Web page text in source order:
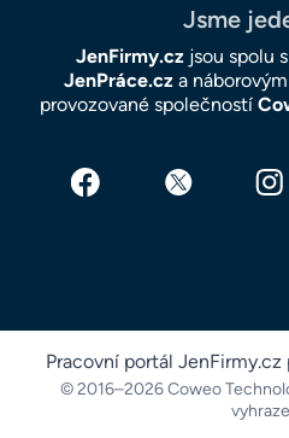
Jsme
JenFirmy.czjsou spolu
JenPráce.cza
provozované společností
Pracovní portál JenFirmy.cz
© 2016–2026 Coweo